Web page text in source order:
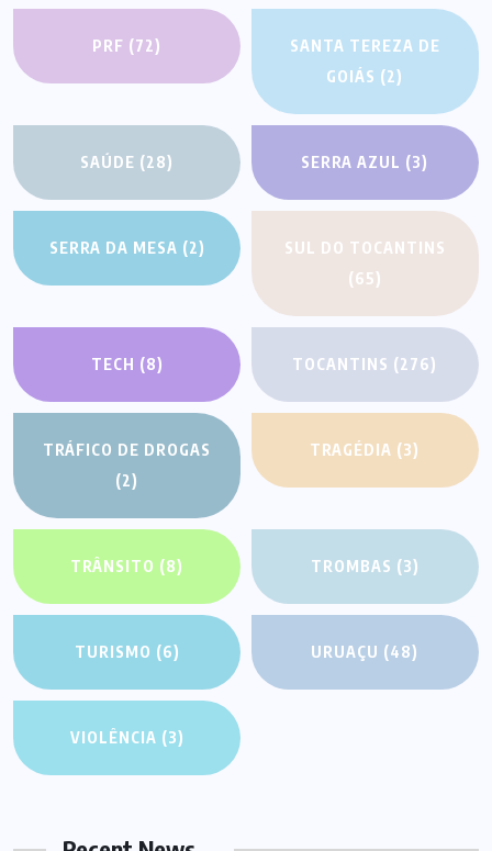
PRF (72)
SANTA TEREZA DE
GOIÁS (2)
SAÚDE (28) SERRA AZUL (3)
SERRA DA MESA (2)
SUL DO TOCANTINS
(65)
TECH (8) TOCANTINS (276)
TRÁFICO DE DROGAS
(2)
TRAGÉDIA (3)
TRÂNSITO (8) TROMBAS (3)
TURISMO (6) URUAÇU (48)
VIOLÊNCIA (3)